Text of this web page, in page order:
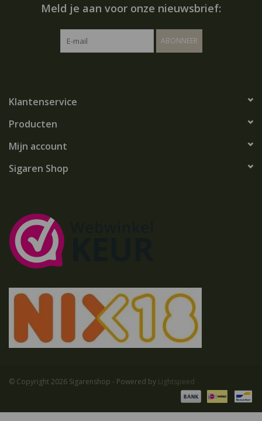
Meld je aan voor onze nieuwsbrief:
ABONNEER
Klantenservice
Producten
Mijn account
Sigaren Shop
© Copyright 2026 Sigarenshop - Powered by Lightspeed